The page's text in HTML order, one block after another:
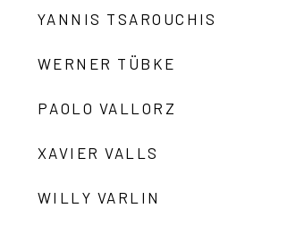
YANNIS TSAROUCHIS
WERNER TÜBKE
PAOLO VALLORZ
XAVIER VALLS
WILLY VARLIN